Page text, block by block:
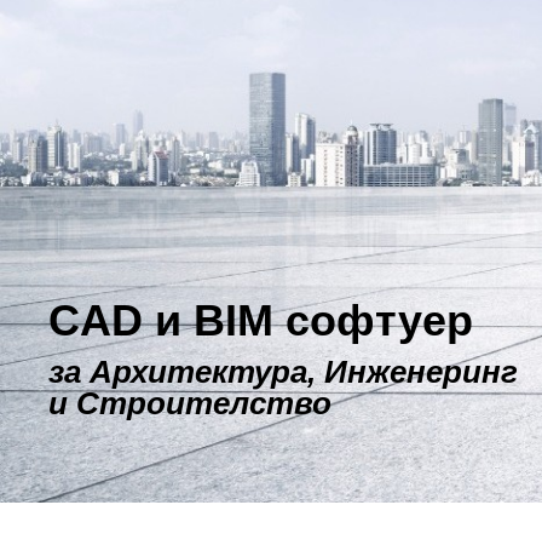
CAD и BIM софтуер
заАрхитектура, Инженеринг
и Строителство